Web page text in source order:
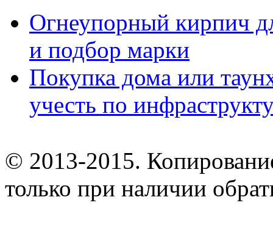
Огнеупорный кирпич
и подбор марки
Покупка дома или
учесть по
© 2013-2015.
только при наличии